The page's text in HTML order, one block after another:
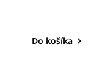
Do košíka